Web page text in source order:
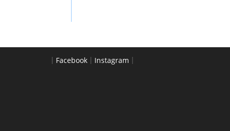
｜ Facebook ｜ Instagram ｜